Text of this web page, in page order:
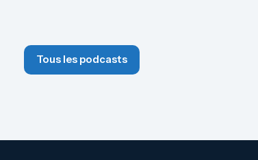
Tous les podcasts